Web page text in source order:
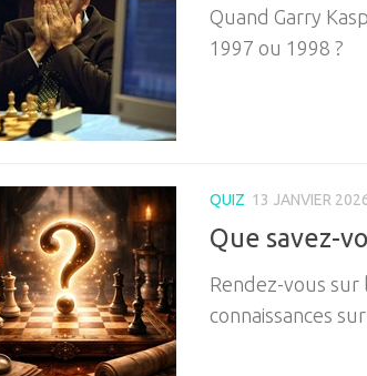
Quand Garry
1997 ou 1998 ?
QUIZ 13 JANVIER
Que savez-
Rendez-vous
connaissances